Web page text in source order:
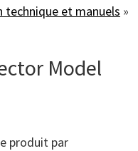
et manuels »
Model
produit par